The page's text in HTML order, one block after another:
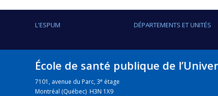
L'ESPUM DÉPARTEMENTS ET UNITÉS
École de santé publique de
7101, avenue du Parc, 3e étage
Montréal (Québec) H3N 1X9